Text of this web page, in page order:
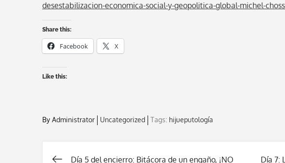
desestabilizacion-economica-social-y-geopolitica-global-michel-
Share this:
Facebook X
Like this:
By Administrator Uncategorized Tags: hijueputología
Día 5 del encierro: Bitácora de un engaño, ¡NO
Día 7: